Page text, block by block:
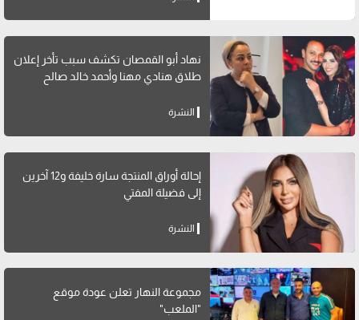
نهاد أبو القمصان تكشف سبب تأخر إعلان
طلاق هنادي مهنا وأحمد خالد صالح
النشرة
إحالة أوراق المنتجة سارة خليفة و12 آخرين
إلى فضيلة المفتي
النشرة
مجموعة النهار تعلن عودة موقع
"الملعب"